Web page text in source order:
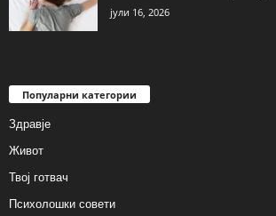
јули 16, 2026
Популарни категории
Здравје
Живот
Твој готвач
Психолошки совети